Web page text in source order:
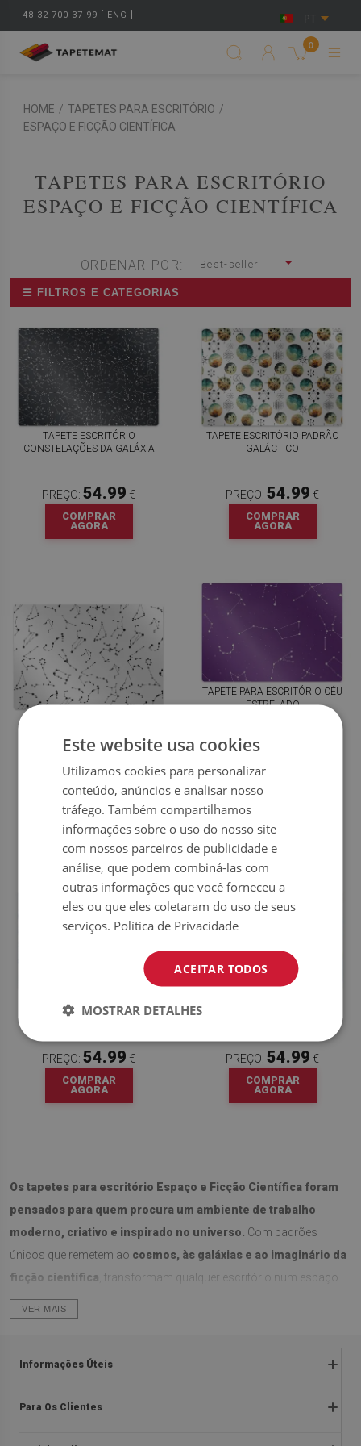
+48 32 700 37 99 [ ENG ] PT
0
HOME / TAPETES PARA ESCRITÓRIO /
ESPAÇO E FICÇÃO CIENTÍFICA
TAPETES PARA ESCRITÓRIO
ESPAÇO E FICÇÃO CIENTÍFICA
ORDENAR POR: Best-seller
☰ FILTROS E CATEGORIAS
TAPETE ESCRITÓRIO
CONSTELAÇÕES DA GALÁXIA
PREÇO: 54.99 €
COMPRAR
AGORA
TAPETE ESCRITÓRIO PADRÃO
GALÁCTICO
PREÇO: 54.99 €
COMPRAR
AGORA
TAPETE PARA CADEIRA DE
PREÇO:54.99 €
COMPRAR
AGORA
TAPETE PARA ESCRITÓRIO CÉU
ESTRELADO
PREÇO:
COMPRAR
ESCRITÓRIO ASTRONAUTA
PREÇO: 54.99 €
COMPRAR
AGORA
PREÇO: 54.99 €
COMPRAR
AGORA
Os tapetes para escritório Espaço e Ficção Científica foram
pensados para quem procura um ambiente de trabalho
moderno, criativo e inspirado no universo. Com padrões
únicos que remetem ao cosmos, às galáxias e ao imaginário da
ficção científica , transformam qualquer escritório num espaço
cheio de personalidade, criatividade e estilo futurista.
elementos da ficção científica
VER MAIS
Informações Úteis
Devoluções e reclamações
Para Os Clientes
Sobre nós
Este website usa cookies
Utilizamos cookies para personalizar
conteúdo, anúncios e analisar nosso
tráfego. Também compartilhamos
informações sobre o uso do nosso site
com nossos parceiros de publicidade e
análise, que podem combiná-las com
outras informações que você forneceu a
eles ou que eles coletaram do uso de seus
serviços. Política de Privacidade
ACEITAR TODOS
MOSTRAR DETALHES